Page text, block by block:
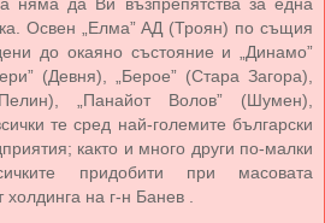
Освен „Елма” АД (Троян) по същия
до окаяно състояние и „Динамо”
(Девня), „Берое” (Стара Загора),
„Панайот Волов” (Шумен),
те сред най-големите български
както и много други по-малки
придобити при масовата
холдинга на г-н Банев .